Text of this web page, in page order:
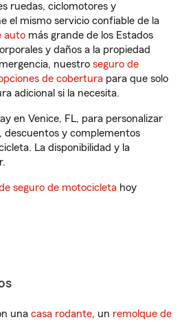
ruedas, ciclomotores y
el mismo servicio confiable de la
auto más grande de los Estados
y daños a la propiedad
nuestro seguro de
de cobertura para que solo
adicional si la necesita.
en Venice, FL, para personalizar
descuentos y complementos
La disponibilidad y la
seguro de motocicleta hoy
una casa rodante, un remolque de